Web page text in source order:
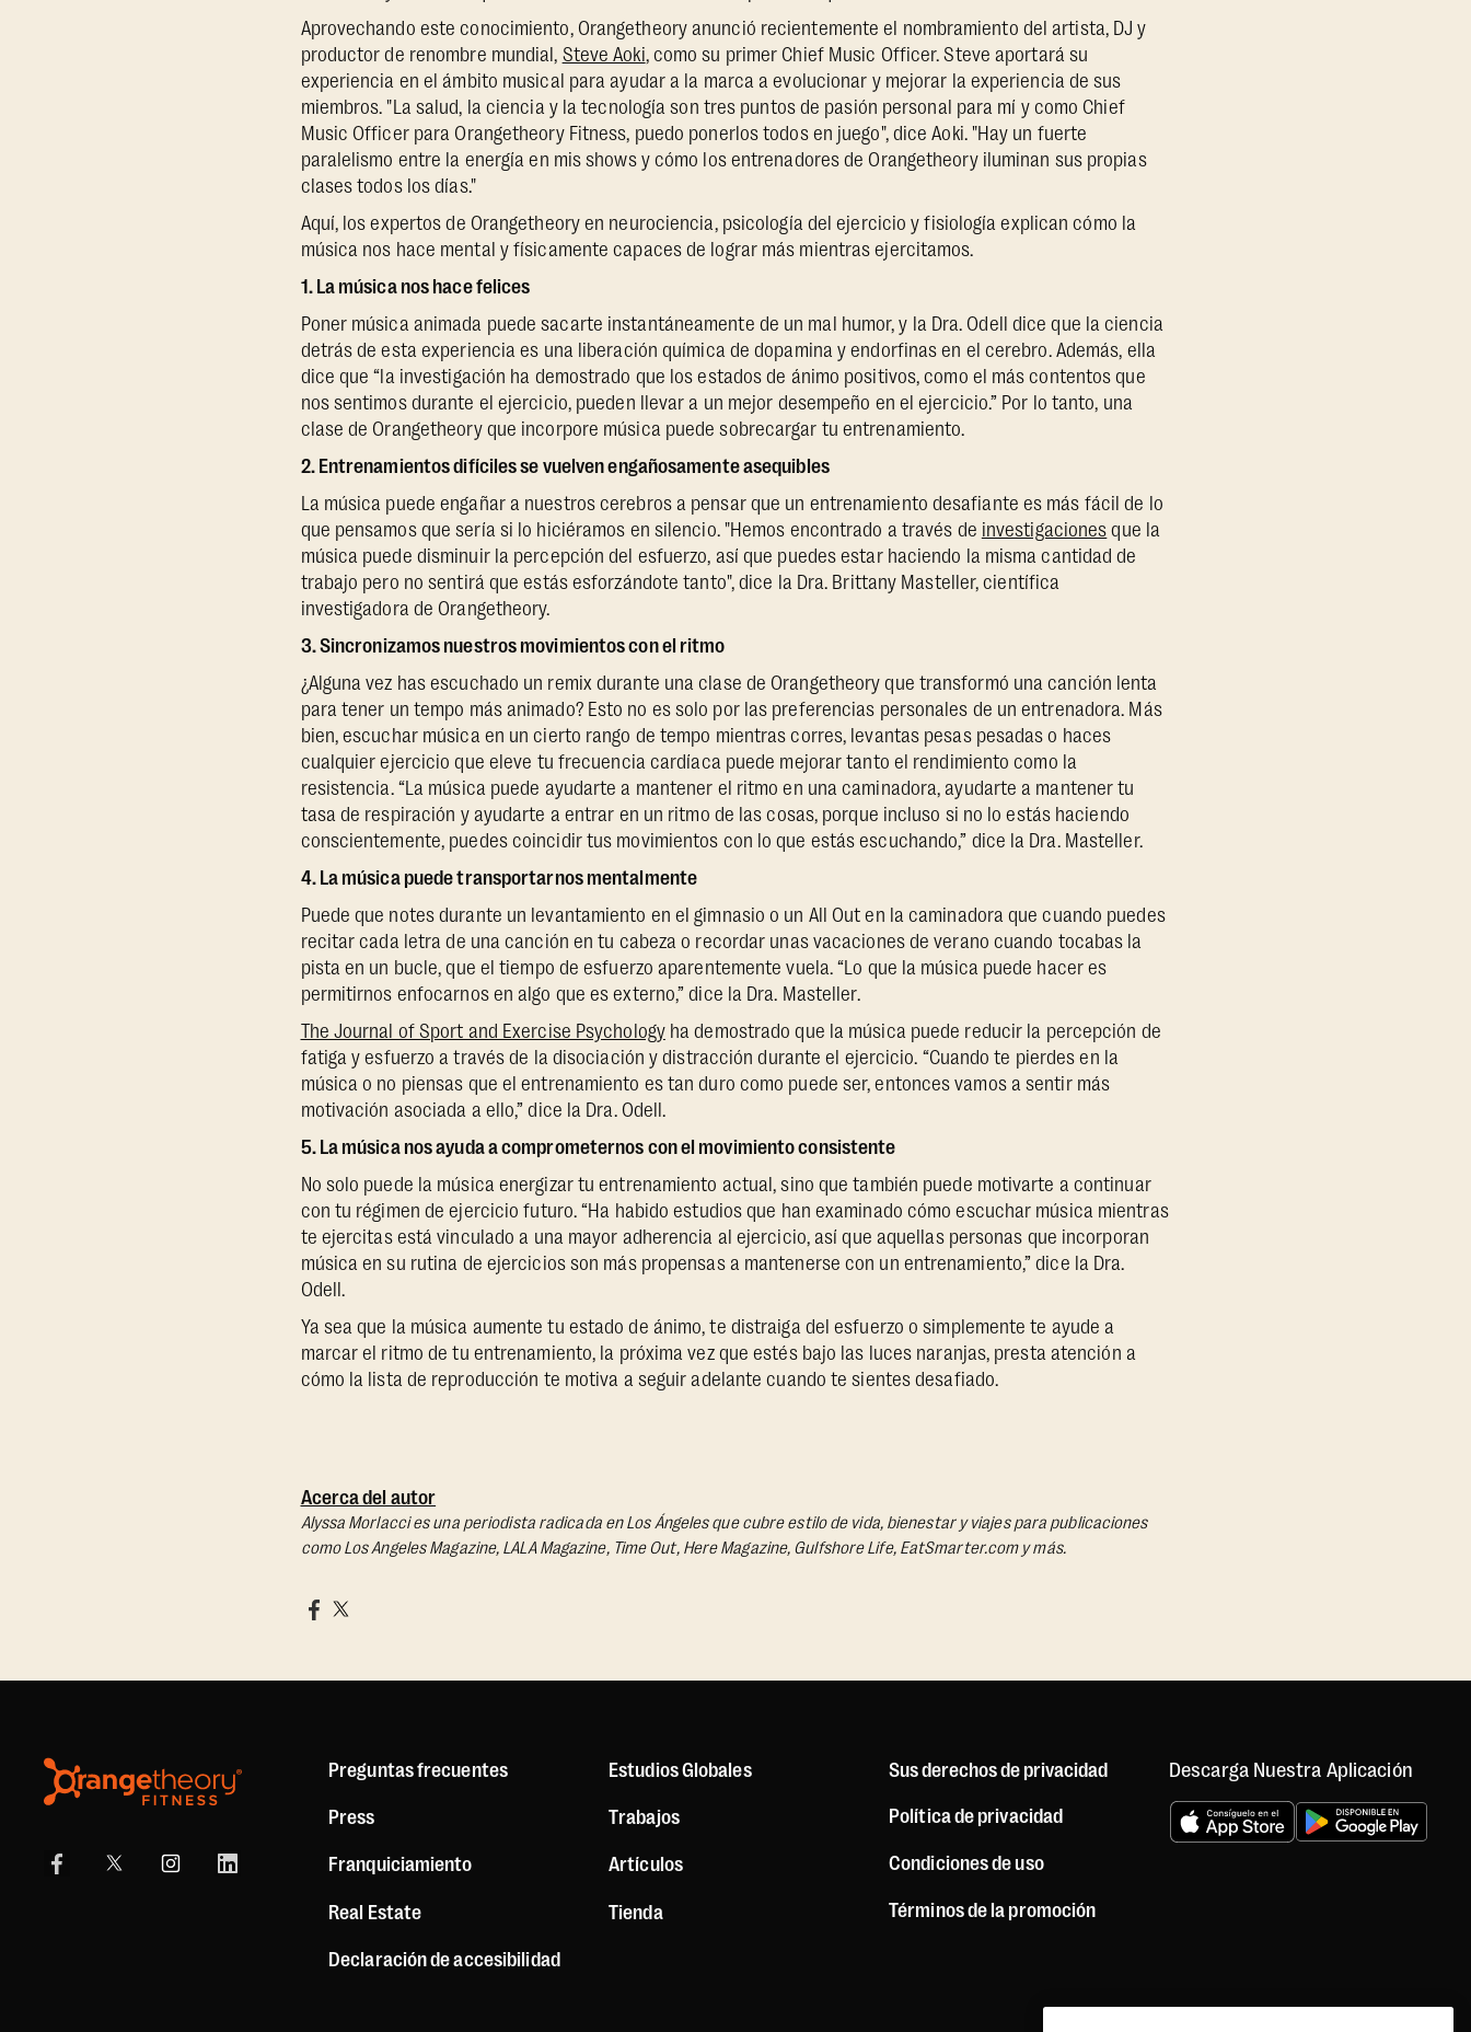
Aprovechando este conocimiento, Orangetheory anunció recientemente el nombramiento del artista, DJ y
productor de renombre mundial, Steve Aoki, como su primer Chief Music Officer. Steve aportará su
experiencia en el ámbito musical para ayudar a la marca a evolucionar y mejorar la experiencia de sus
miembros. "La salud, la ciencia y la tecnología son tres puntos de pasión personal para mí y como Chief
Music Officer para Orangetheory Fitness, puedo ponerlos todos en juego", dice Aoki. "Hay un fuerte
paralelismo entre la energía en mis shows y cómo los entrenadores de Orangetheory iluminan sus propias
clases todos los días."
Aquí, los expertos de Orangetheory en neurociencia, psicología del ejercicio y fisiología explican cómo la
música nos hace mental y físicamente capaces de lograr más mientras ejercitamos.
1. La música nos hace felices
Poner música animada puede sacarte instantáneamente de un mal humor, y la Dra. Odell dice que la ciencia
detrás de esta experiencia es una liberación química de dopamina y endorfinas en el cerebro. Además, ella
dice que “la investigación ha demostrado que los estados de ánimo positivos, como el más contentos que
nos sentimos durante el ejercicio, pueden llevar a un mejor desempeño en el ejercicio.” Por lo tanto, una
clase de Orangetheory que incorpore música puede sobrecargar tu entrenamiento.
2. Entrenamientos difíciles se vuelven engañosamente asequibles
La música puede engañar a nuestros cerebros a pensar que un entrenamiento desafiante es más fácil de lo
que pensamos que sería si lo hiciéramos en silencio. "Hemos encontrado a través de investigaciones que la
música puede disminuir la percepción del esfuerzo, así que puedes estar haciendo la misma cantidad de
trabajo pero no sentirá que estás esforzándote tanto", dice la Dra. Brittany Masteller, científica
investigadora de Orangetheory.
3. Sincronizamos nuestros movimientos con el ritmo
¿Alguna vez has escuchado un remix durante una clase de Orangetheory que transformó una canción lenta
para tener un tempo más animado? Esto no es solo por las preferencias personales de un entrenadora. Más
bien, escuchar música en un cierto rango de tempo mientras corres, levantas pesas pesadas o haces
cualquier ejercicio que eleve tu frecuencia cardíaca puede mejorar tanto el rendimiento como la
resistencia. “La música puede ayudarte a mantener el ritmo en una caminadora, ayudarte a mantener tu
tasa de respiración y ayudarte a entrar en un ritmo de las cosas, porque incluso si no lo estás haciendo
conscientemente, puedes coincidir tus movimientos con lo que estás escuchando,” dice la Dra. Masteller.
4. La música puede transportarnos mentalmente
Puede que notes durante un levantamiento en el gimnasio o un All Out en la caminadora que cuando puedes
recitar cada letra de una canción en tu cabeza o recordar unas vacaciones de verano cuando tocabas la
pista en un bucle, que el tiempo de esfuerzo aparentemente vuela. “Lo que la música puede hacer es
permitirnos enfocarnos en algo que es externo,” dice la Dra. Masteller.
The Journal of Sport and Exercise Psychologyha demostrado que la música puede reducir la percepción de
fatiga y esfuerzo a través de la disociación y distracción durante el ejercicio. “Cuando te pierdes en la
música o no piensas que el entrenamiento es tan duro como puede ser, entonces vamos a sentir más
motivación asociada a ello,” dice la Dra. Odell.
5. La música nos ayuda a comprometernos con el movimiento consistente
No solo puede la música energizar tu entrenamiento actual, sino que también puede motivarte a continuar
con tu régimen de ejercicio futuro. “Ha habido estudios que han examinado cómo escuchar música mientras
te ejercitas está vinculado a una mayor adherencia al ejercicio, así que aquellas personas que incorporan
música en su rutina de ejercicios son más propensas a mantenerse con un entrenamiento,” dice la Dra.
Odell.
Ya sea que la música aumente tu estado de ánimo, te distraiga del esfuerzo o simplemente te ayude a
marcar el ritmo de tu entrenamiento, la próxima vez que estés bajo las luces naranjas, presta atención a
cómo la lista de reproducción te motiva a seguir adelante cuando te sientes desafiado.
Acerca del autor
Alyssa Morlacci es una periodista radicada en Los Ángeles que cubre estilo de vida, bienestar y viajes para publicaciones
como Los Angeles Magazine, LALA Magazine, Time Out, Here Magazine, Gulfshore Life, EatSmarter.com y más.
Preguntas frecuentes
Press
Franquiciamiento
Real Estate
Declaración de accesibilidad
Estudios Globales
Trabajos
Artículos
Tienda
Sus derechos de privacidad
Política de privacidad
Condiciones de uso
Términos de la promoción
Descarga Nuestra Aplicación